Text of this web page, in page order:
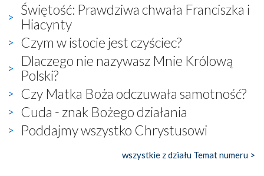
Świętość: Prawdziwa chwała Franciszka i
Hiacynty
Czym w istocie jest czyściec?
Dlaczego nie nazywasz Mnie Królową
Polski?
Czy Matka Boża odczuwała samotność?
Cuda - znak Bożego działania
Poddajmy wszystko Chrystusowi
wszystkie z działu Temat numeru >